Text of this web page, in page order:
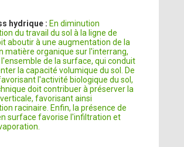
hydrique : En diminution
du travail du sol à la ligne de
aboutir à une augmentation de la
matière organique sur l'interrang,
de la surface, qui conduit
la capacité volumique du sol. De
l'activité biologique du sol,
doit contribuer à préserver la
favorisant ainsi
racinaire. Enfin, la présence de
surface favorise l'infiltration et